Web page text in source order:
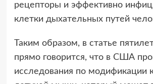
рецепторы и эффективно
клетки дыхательных путей
Таким образом, в статье
прямо говорится, что в США
исследования по модификации